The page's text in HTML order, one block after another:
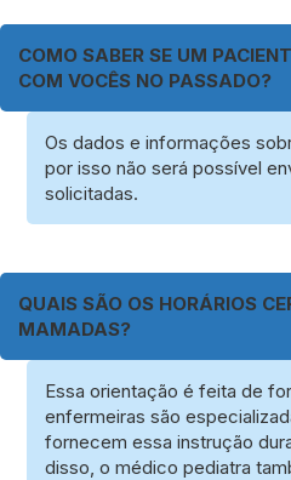
COMO SABER SE UM
COM VOCÊS NO PASSADO?
Os dados e informações
por isso não será possível
solicitadas.
QUAIS SÃO OS HORÁRIOS
MAMADAS?
Essa orientação é feita de
enfermeiras são
fornecem essa instrução
disso, o médico pediatra